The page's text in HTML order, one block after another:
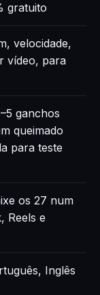
gratuito
velocidade,
vídeo, para
ganchos
queimado
para teste
os 27 num
Reels e
Inglês